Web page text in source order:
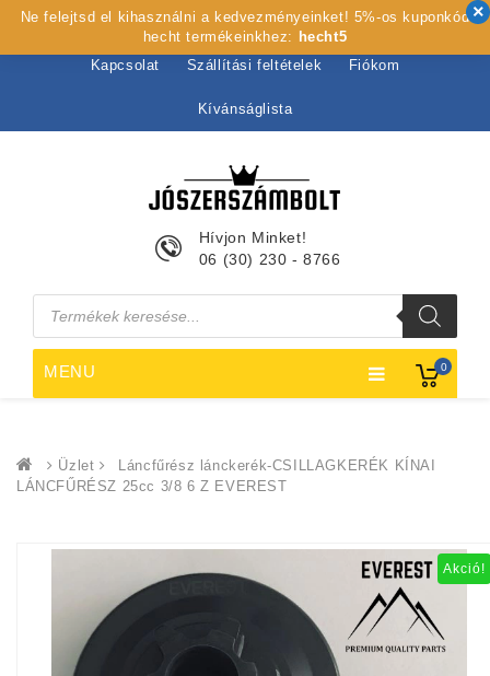
Kezdőlap Rólunk Webshop Szolgáltatások
Kapcsolat Szállítási feltételek Fiókom
Kívánságlista
0
Hívjon Minket!
06 (30) 230 - 8766
Products
search
MENU
Üzlet
Láncfűrész lánckerék-CSILLAGKERÉK KÍNAI
LÁNCFŰRÉSZ 25cc 3/8 6 Z EVEREST
Akció!
Ne felejtsd el kihasználni a kedvezményeinket! 5%-os kuponkód
hecht termékeinkhez: hecht5